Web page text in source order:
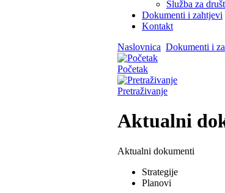
Služba za
Dokumenti i zahtjevi
Kontakt
Naslovnica Dokumenti i
Početak
Pretraživanje
Aktualni
Aktualni dokumenti
Strategije
Planovi